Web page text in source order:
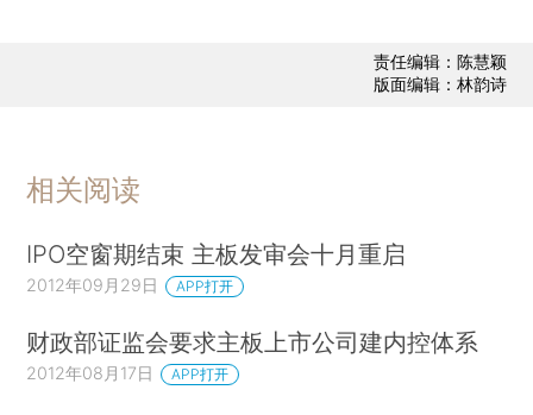
责任编辑：陈慧颖
版面编辑：林韵诗
相关阅读
IPO空窗期结束 主板发审会十月重启
2012年09月29日 APP打开
财政部证监会要求主板上市公司建内控体系
2012年08月17日 APP打开